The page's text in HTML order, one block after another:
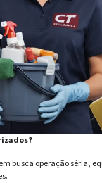
busca operação séria,